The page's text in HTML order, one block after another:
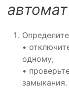
автомат
•
одному;
•
замыкания.